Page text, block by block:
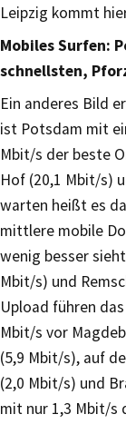
Leipzig kommt
Mobiles Surfen:
schnellsten,
Ein anderes Bild
ist Potsdam mit
Mbit/s der beste
Hof (20,1 Mbit/s)
warten heißt es
mittlere mobile
wenig besser
Mbit/s) und
Upload führen
Mbit/s vor
(5,9 Mbit/s), auf
(2,0 Mbit/s) und
mit nur 1,3 Mbit/s